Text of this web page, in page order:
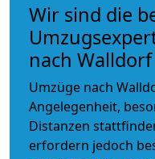
Wir sind die
nach Walldorf
Umzüge nach
Angelegenheit,
Distanzen
erfordern jedoch